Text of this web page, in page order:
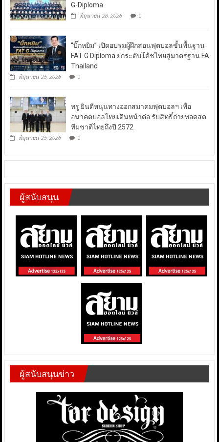
G-Diploma
มิถุนายน 28, 2026 0
“บิ๊กหยิม” เปิดอบรมผู้ฝึกสอนฟุตบอลขั้นพื้นฐาน
FAT G Diploma ยกระดับโค้ชไทยสู่มาตรฐาน FA
Thailand
มิถุนายน 25, 2026 0
ทรู ยินดีหนุนทางออกสมาคมฟุตบอลฯ เพื่อ
อนาคตบอลไทยเดินหน้าต่อ รับสิทธิ์ถ่ายทอดสด
ทีมชาติไทยถึงปี 2572
มิถุนายน 25, 2026 0
ผู้สนับสนุน
ผู้สนับสนุนข่าว